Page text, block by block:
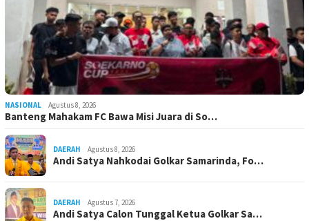
NASIONAL Agustus 8, 2026
Banteng Mahakam FC Bawa Misi Juara di So…
DAERAH Agustus 8, 2026
Andi Satya Nahkodai Golkar Samarinda, Fo…
DAERAH Agustus 7, 2026
Andi Satya Calon Tunggal Ketua Golkar Sa…